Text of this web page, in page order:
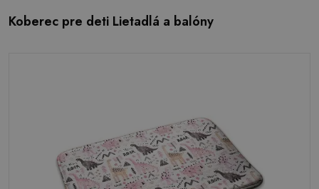
Koberec pre deti Lietadlá a balóny